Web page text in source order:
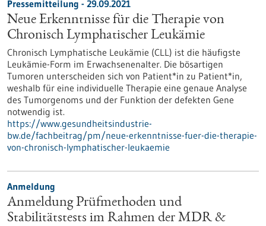
Pressemitteilung - 29.09.2021
Neue Erkenntnisse für die Therapie von
Chronisch Lymphatischer Leukämie
Chronisch Lymphatische Leukämie (CLL) ist die häufigste
Leukämie-​Form im Erwachsenenalter. Die bösartigen
Tumoren unterscheiden sich von Patient*in zu Patient*in,
weshalb für eine individuelle Therapie eine genaue Analyse
des Tumorgenoms und der Funktion der defekten Gene
notwendig ist.
https://www.gesundheitsindustrie-
bw.de/fachbeitrag/pm/neue-erkenntnisse-fuer-die-therapie-
von-chronisch-lymphatischer-leukaemie
Anmeldung
Anmeldung Prüfmethoden und
Stabilitätstests im Rahmen der MDR &